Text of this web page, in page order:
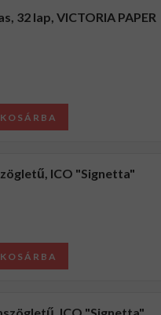
32 lap, VICTORIA PAPER
KOSÁRBA
ICO "Signetta"
KOSÁRBA